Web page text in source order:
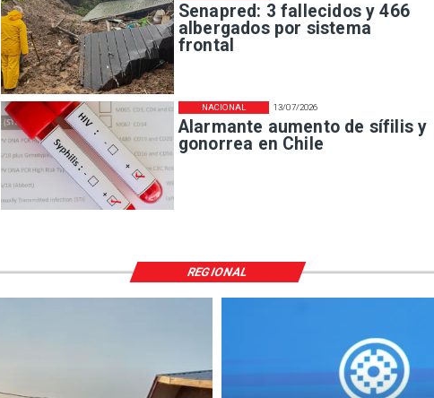
Senapred: 3 fallecidos y 466
albergados por sistema
frontal
13/07/2026
Alarmante aumento de sífilis y
gonorrea en Chile
NACIONAL
REGIONAL